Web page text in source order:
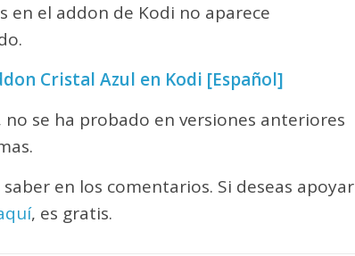
en el addon de Kodi no aparece
Cristal Azul en Kodi [Español]
no se ha probado en versiones anteriores
en los comentarios. Si deseas apoyar
, es gratis.